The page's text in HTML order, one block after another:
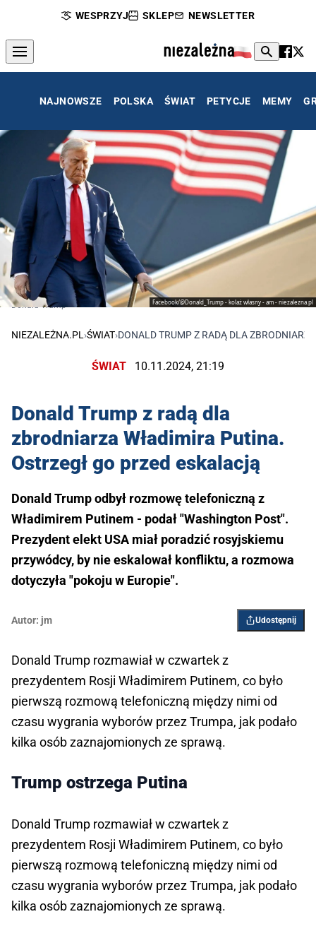
WESPRZYJ SKLEP NEWSLETTER
NAJNOWSZE POLSKA ŚWIAT PETYCJE MEMY
Facebook/@Donald_Trump - kolaż własny - am - niezalezna.pl
Donald Trump
NIEZALEŻNA.PL ›ŚWIAT›DONALD TRUMP Z RADĄ DLA
ŚWIAT 10.11.2024, 21:19
Donald Trump z radą dla
zbrodniarza Władimira Putina.
Ostrzegł go przed eskalacją
Donald Trump odbył rozmowę telefoniczną z
Władimirem Putinem - podał "Washington Post".
Prezydent elekt USA miał poradzić rosyjskiemu
przywódcy, by nie eskalował konfliktu, a rozmowa
dotyczyła "pokoju w Europie".
Autor: jm Udostępnij
Donald Trump rozmawiał w czwartek z
prezydentem Rosji Władimirem Putinem, co było
pierwszą rozmową telefoniczną między nimi od
czasu wygrania wyborów przez Trumpa, jak podało
kilka osób zaznajomionych ze sprawą.
Trump ostrzega Putina
Donald Trump rozmawiał w czwartek z
prezydentem Rosji Władimirem Putinem, co było
pierwszą rozmową telefoniczną między nimi od
czasu wygrania wyborów przez Trumpa, jak podało
kilka osób zaznajomionych ze sprawą.